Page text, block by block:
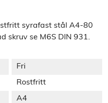
syrafast stål A4-80
skruv se M6S DIN 931.
Fri
Rostfritt
A4